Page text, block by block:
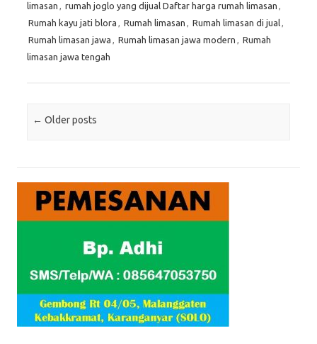
limasan , rumah joglo yang dijual Daftar harga rumah limasan ,
Rumah kayu jati blora , Rumah limasan , Rumah limasan di jual,
Rumah limasan jawa , Rumah limasan jawa modern , Rumah
limasan jawa tengah
Post navigation
← Older posts